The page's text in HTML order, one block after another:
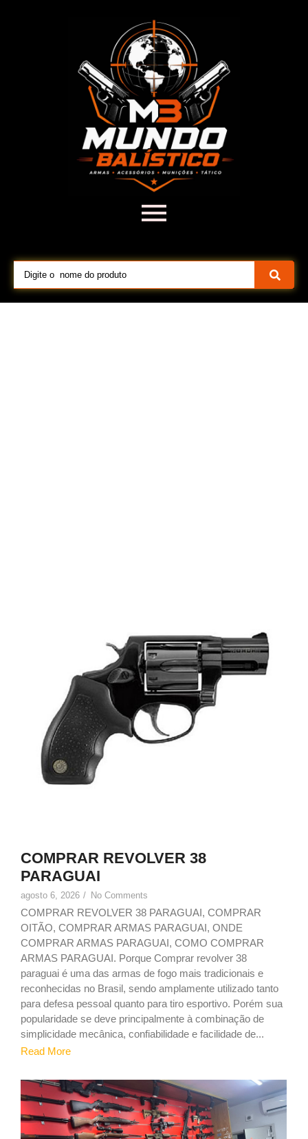
COMPRAR REVOLVER 38
PARAGUAI
agosto 6, 2026 / No Comments
COMPRAR REVOLVER 38 PARAGUAI, COMPRAR
OITÃO, COMPRAR ARMAS PARAGUAI, ONDE
COMPRAR ARMAS PARAGUAI, COMO COMPRAR
ARMAS PARAGUAI. Porque Comprar revolver 38
paraguai é uma das armas de fogo mais tradicionais e
reconhecidas no Brasil, sendo amplamente utilizado tanto
para defesa pessoal quanto para tiro esportivo. Porém sua
popularidade se deve principalmente à combinação de
simplicidade mecânica, confiabilidade e facilidade de...
Read More
1